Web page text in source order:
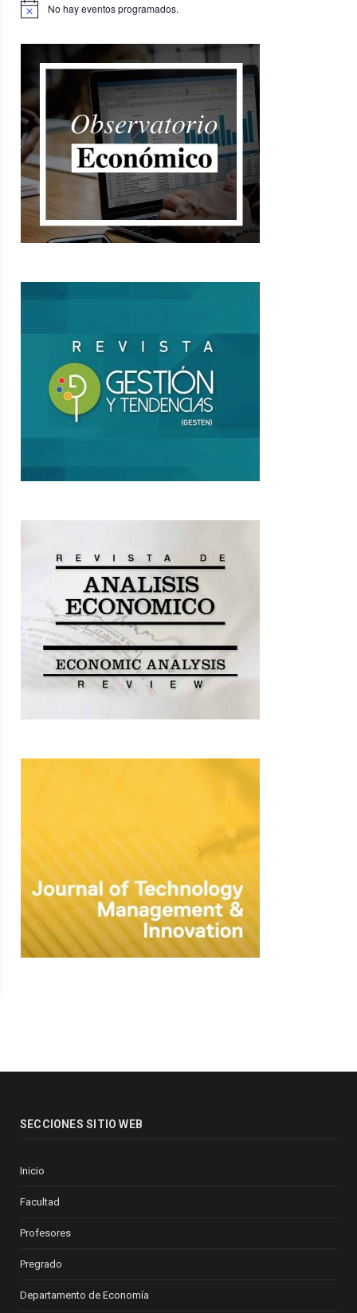
Aviso No hay eventos programados.
SECCIONES SITIO WEB
Inicio
Facultad
Profesores
Pregrado
Departamento de Economía